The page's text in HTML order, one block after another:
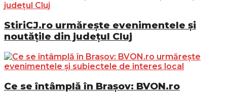
StiriCJ.ro urmărește evenimentele și
noutățile din județul Cluj
Ce se întâmplă în Brașov: BVON.ro